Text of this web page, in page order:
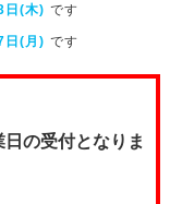
日(木) です
日(月) です
の受付となりま